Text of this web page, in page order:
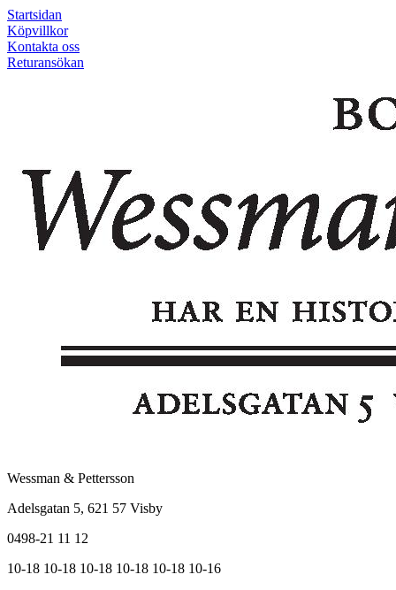
Startsidan
Köpvillkor
Kontakta oss
Returansökan
Wessman & Pettersson
Adelsgatan 5, 621 57 Visby
0498-21 11 12
10-18 10-18 10-18 10-18 10-18 10-16